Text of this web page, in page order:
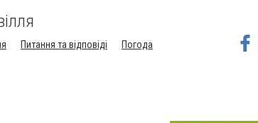
Питання та відповіді
Погода